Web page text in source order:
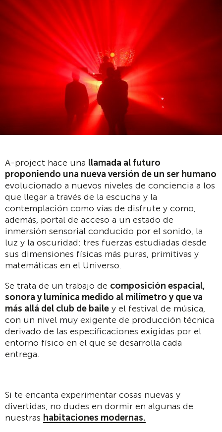
A-project hace una llamada al futuro
proponiendo una nueva versión de un ser humano
evolucionado a nuevos niveles de conciencia a los
que llegar a través de la escucha y la
contemplación como vías de disfrute y como,
además, portal de acceso a un estado de
inmersión sensorial conducido por el sonido, la
luz y la oscuridad: tres fuerzas estudiadas desde
sus dimensiones físicas más puras, primitivas y
matemáticas en el Universo.
Se trata de un trabajo de composición espacial,
sonora y lumínica medido al milímetro y que va
más allá del club de baile y el festival de música,
con un nivel muy exigente de producción técnica
derivado de las especificaciones exigidas por el
entorno físico en el que se desarrolla cada
entrega.
Si te encanta experimentar cosas nuevas y
divertidas, no dudes en dormir en algunas de
nuestras habitaciones modernas.